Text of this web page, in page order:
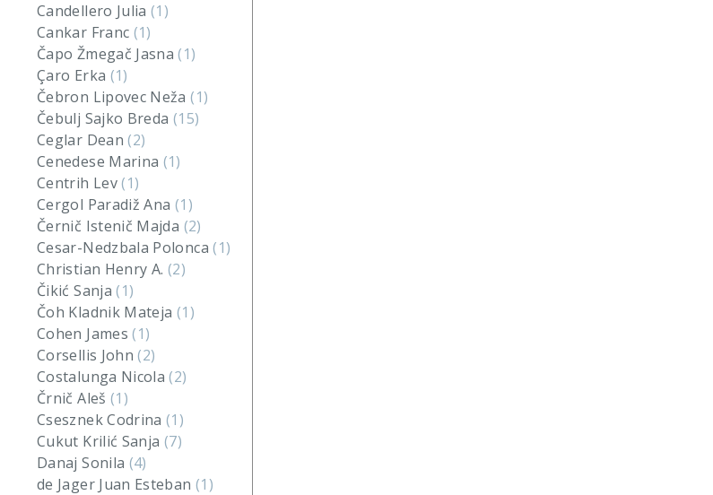
Candellero Julia(1)
Cankar Franc (1)
Čapo Žmegač Jasna(1)
Çaro Erka (1)
Čebron Lipovec Neža(1)
Čebulj Sajko Breda (15)
Ceglar Dean(2)
Cenedese Marina (1)
Centrih Lev(1)
Cergol Paradiž Ana (1)
Černič Istenič Majda (2)
Cesar-Nedzbala Polonca(1)
Christian Henry A. (2)
Čikić Sanja(1)
Čoh Kladnik Mateja (1)
Cohen James(1)
Corsellis John(2)
Costalunga Nicola(2)
Črnič Aleš (1)
Csesznek Codrina(1)
Cukut Krilić Sanja (7)
Danaj Sonila (4)
de Jager Juan Esteban (1)